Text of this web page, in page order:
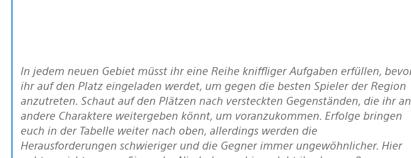
In jedem neuen Gebiet müsst ihr eine Reihe kniffliger Aufgaben erfüllen, bevor
ihr auf den Platz eingeladen werdet, um gegen die besten Spieler der Region
anzutreten. Schaut auf den Plätzen nach versteckten Gegenständen, die ihr an
andere Charaktere weitergeben könnt, um voranzukommen. Erfolge bringen
euch in der Tabelle weiter nach oben, allerdings werden die
Herausforderungen schwieriger und die Gegner immer ungewöhnlicher. Hier